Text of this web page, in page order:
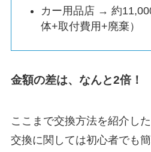
カー用品店 → 約
体+取付費用+廃棄）
金額の差は、なんと2倍！
ここまで交換方法を紹介し
交換に関しては初心者でも